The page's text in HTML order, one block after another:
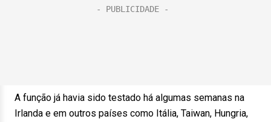
A função já havia sido testado há algumas semanas na
Irlanda e em outros países como Itália, Taiwan, Hungria,